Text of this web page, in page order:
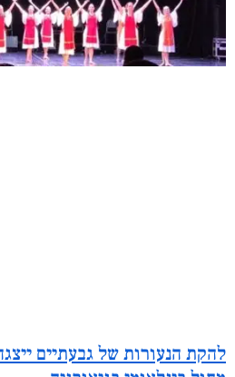
להקת הנעורות של גבעתיים